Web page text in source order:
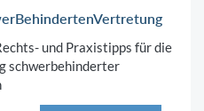
und Praxistipps für die
schwerbehinderter